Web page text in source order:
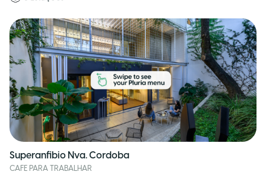
Superanfibio Nva. Cordoba
CAFE PARA TRABALHAR